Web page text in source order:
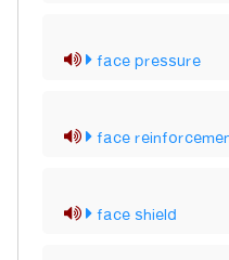
face pressure
face
face shield